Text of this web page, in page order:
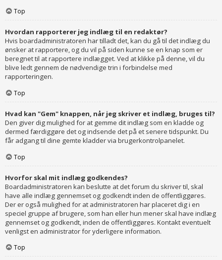
Top
Hvordan rapporterer jeg indlæg til en redaktør?
Hvis boardadministratoren har tilladt det, kan du gå til det indlæg du
ønsker at rapportere, og du vil på siden kunne se en knap som er
beregnet til at rapportere indlægget. Ved at klikke på denne, vil du
blive ledt gennem de nødvendige trin i forbindelse med
rapporteringen.
Top
Hvad kan "Gem" knappen, når jeg skriver et indlæg, bruges til?
Den giver dig mulighed for at gemme dit indlæg som en kladde og
dermed færdiggøre det og indsende det på et senere tidspunkt. Du
får adgang til dine gemte kladder via brugerkontrolpanelet.
Top
Hvorfor skal mit indlæg godkendes?
Boardadministratoren kan beslutte at det forum du skriver til, skal
have alle indlæg gennemset og godkendt inden de offentliggøres.
Der er også mulighed for at administratoren har placeret dig i en
speciel gruppe af brugere, som han eller hun mener skal have indlæg
gennemset og godkendt, inden de offentliggøres. Kontakt eventuelt
venligst en administrator for yderligere information.
Top